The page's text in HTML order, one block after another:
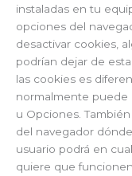
instaladas en tu
opciones del
desactivar cookies,
podrían dejar de
las cookies es
normalmente puede
u Opciones.
del navegador
usuario podrá en
quiere que funcionen